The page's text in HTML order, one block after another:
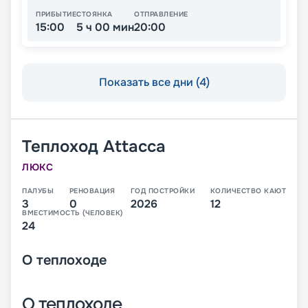
ПРИБЫТИЕ
15:00
СТОЯНКА
5 ч 00 мин
ОТПРАВЛЕНИЕ
20:00
Показать все дни (4)
Теплоход Attacca
ЛЮКС
ПАЛУБЫ
3
РЕНОВАЦИЯ
0
ГОД ПОСТРОЙКИ
2026
КОЛИЧЕСТВО КАЮТ
12
ВМЕСТИМОСТЬ (ЧЕЛОВЕК)
24
О теплоходе